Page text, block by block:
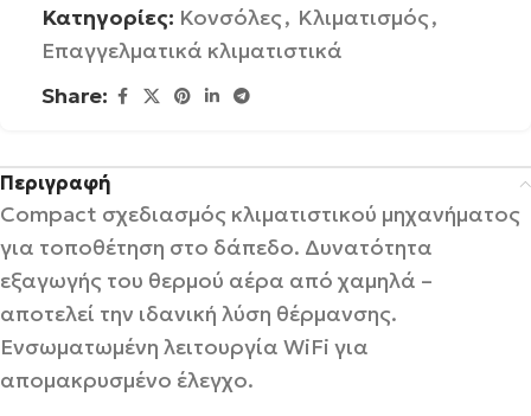
Κατηγορίες: Κονσόλες, Κλιματισμός,
Επαγγελματικά κλιματιστικά
Share:
Περιγραφή
Compact σχεδιασμός κλιματιστικού μηχανήματος
για τοποθέτηση στο δάπεδο. Δυνατότητα
εξαγωγής του θερμού αέρα από χαμηλά –
αποτελεί την ιδανική λύση θέρμανσης.
Ενσωματωμένη λειτουργία WiFi για
απομακρυσμένο έλεγχο.